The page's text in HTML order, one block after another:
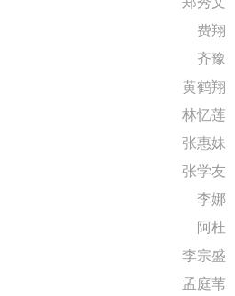
费翔
齐豫
黄鹤翔
林忆莲
张惠妹
张学友
李娜
阿杜
李宗盛
孟庭苇